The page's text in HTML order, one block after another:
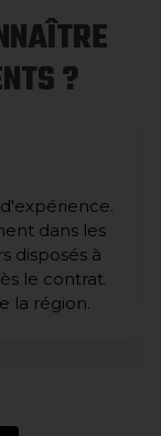
?
dans les
disposés à
le contrat.
la région.